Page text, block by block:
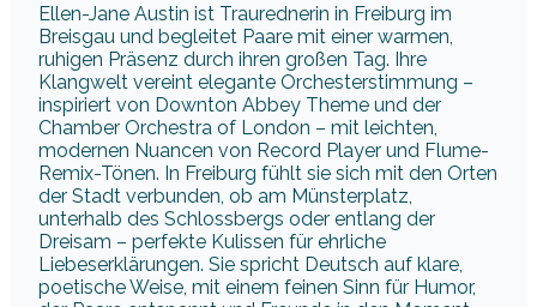
Ellen-Jane Austin ist Traurednerin in Freiburg im
Breisgau und begleitet Paare mit einer warmen,
ruhigen Präsenz durch ihren großen Tag. Ihre
Klangwelt vereint elegante Orchesterstimmung –
inspiriert von Downton Abbey Theme und der
Chamber Orchestra of London – mit leichten,
modernen Nuancen von Record Player und Flume-
Remix-Tönen. In Freiburg fühlt sie sich mit den Orten
der Stadt verbunden, ob am Münsterplatz,
unterhalb des Schlossbergs oder entlang der
Dreisam – perfekte Kulissen für ehrliche
Liebeserklärungen. Sie spricht Deutsch auf klare,
poetische Weise, mit einem feinen Sinn für Humor,